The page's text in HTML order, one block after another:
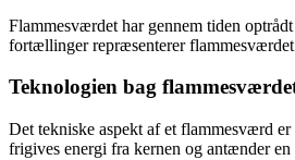
Flammesværdet har gennem tiden
fortællinger repræsenterer
Teknologien bag
Det tekniske aspekt af et flammesværd
frigives energi fra kernen og antænder